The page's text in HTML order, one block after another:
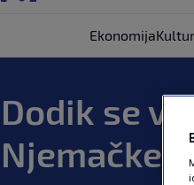
Ekonomija
Dodik se
Njemačke?